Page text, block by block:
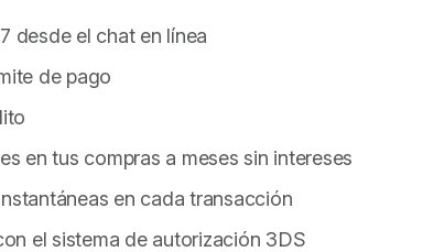
desde el chat en línea
de pago
en tus compras a meses sin intereses
en cada transacción
el sistema de autorización 3DS